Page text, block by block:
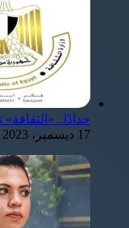
حدادًا.. «الثقافة»
17 ديسمبر، 2023